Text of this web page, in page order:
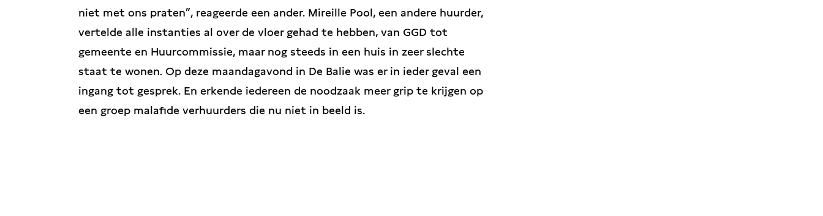
niet met ons praten”, reageerde een ander. Mireille Pool, een andere huurder,
vertelde alle instanties al over de vloer gehad te hebben, van GGD tot
gemeente en Huurcommissie, maar nog steeds in een huis in zeer slechte
staat te wonen. Op deze maandagavond in De Balie was er in ieder geval een
ingang tot gesprek. En erkende iedereen de noodzaak meer grip te krijgen op
een groep malafide verhuurders die nu niet in beeld is.